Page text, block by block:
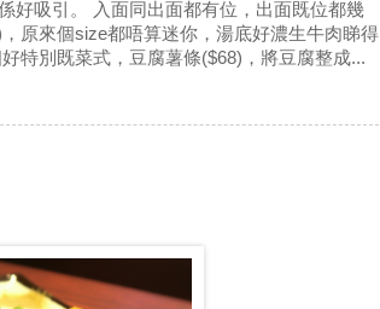
好吸引。 入面同出面都有位，出面既位都幾
原來個size都唔算迷你，湯底好濃生牛肉睇得
特別既菜式，豆腐薯條($68)，將豆腐整成...